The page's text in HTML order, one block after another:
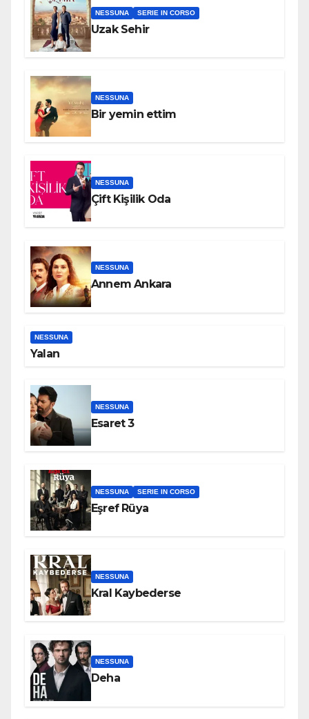
NESSUNA SERIE IN CORSO
Uzak Sehir
NESSUNA
Bir yemin ettim
NESSUNA
Çift Kişilik Oda
NESSUNA
Annem Ankara
NESSUNA
Yalan
NESSUNA
Esaret 3
NESSUNA SERIE IN CORSO
Eşref Rüya
NESSUNA
Kral Kaybederse
NESSUNA
Deha